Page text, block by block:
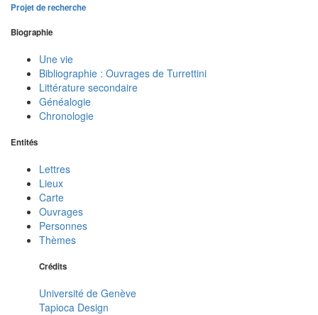
Projet de recherche
Biographie
Une vie
Bibliographie : Ouvrages de Turrettini
Littérature secondaire
Généalogie
Chronologie
Entités
Lettres
Lieux
Carte
Ouvrages
Personnes
Thèmes
Crédits
Université de Genève
Tapioca Design